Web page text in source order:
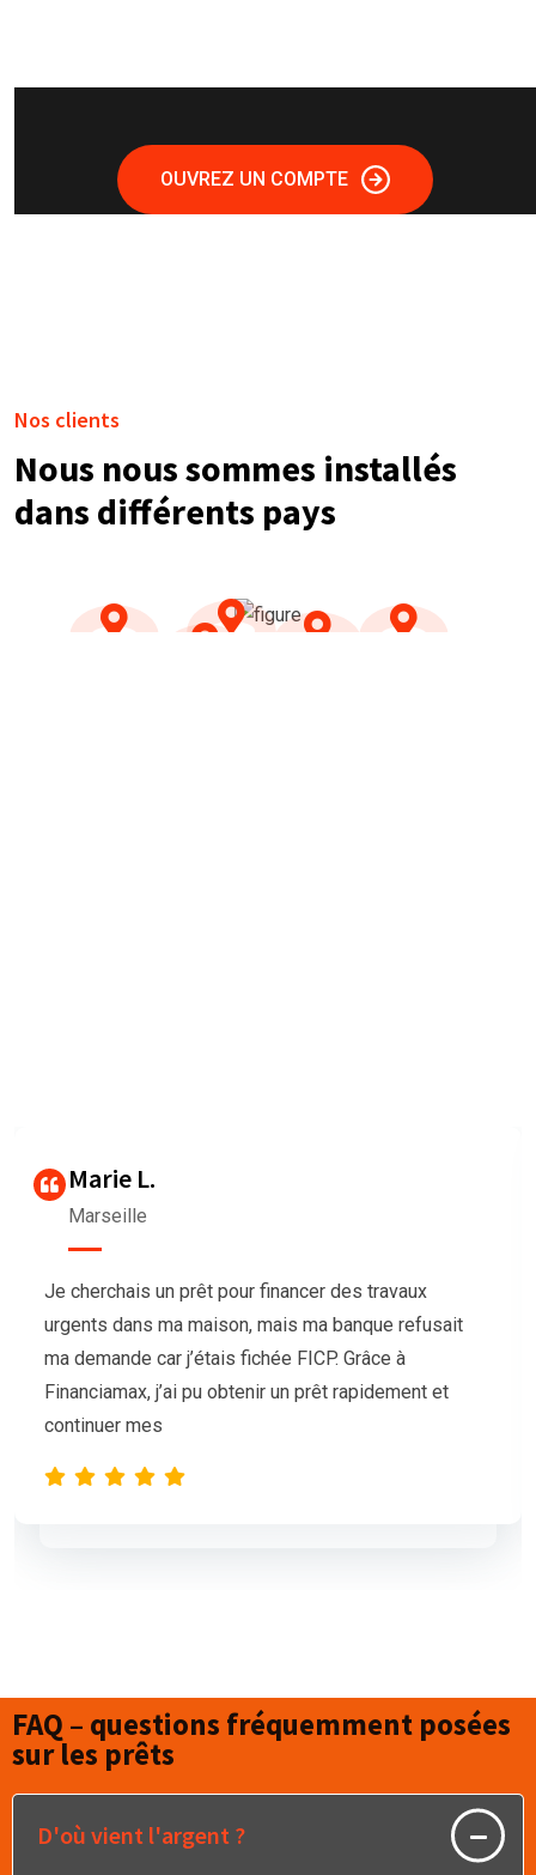
OUVREZ UN COMPTE
Nos clients
Nous nous sommes installés
dans différents pays
Nous avions besoin de trésorerie pour notre
association afin d’organiser un grand événement,
mais nos demandes de prêt étaient sans succès.
L’équipe de Financiamax a été très professionnelle
et compréhensive, et nous a proposé
FAQ – questions fréquemment posées
sur les prêts
D'où vient l'argent ?